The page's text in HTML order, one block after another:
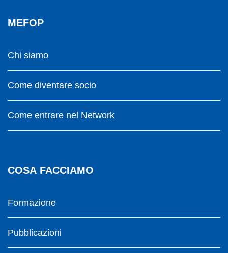
MEFOP
Chi siamo
Come diventare socio
Come entrare nel Network
COSA FACCIAMO
Formazione
Pubblicazioni